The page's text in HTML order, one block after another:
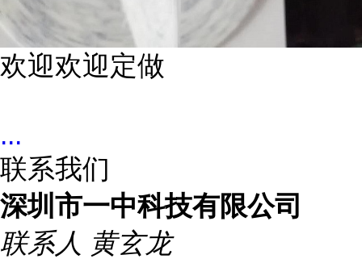
欢迎欢迎定做
...
联系我们
深圳市一中科技有限公司
联系人 黄玄龙